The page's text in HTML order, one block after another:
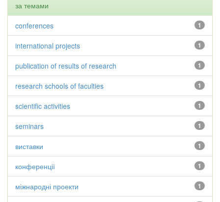
за темами
1
conferences
1
international projects
1
publication of results of research
1
research schools of faculties
1
scientific activities
1
seminars
1
виставки
1
конференції
1
міжнародні проекти